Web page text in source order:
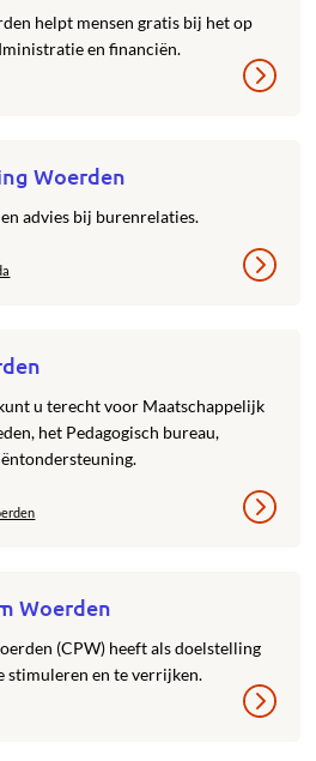
helpt mensen gratis bij het op
en financiën.
Woerden
advies bij burenrelaties.
u terecht voor Maatschappelijk
het Pedagogisch bureau,
Woerden
(CPW) heeft als doelstelling
stimuleren en te verrijken.